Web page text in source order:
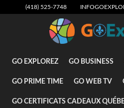
(418) 525-7748
GO EXPLOREZ GO BUSINESS
GO PRIME TIME GO WEB TV
GO CERTIFICATS CADEAUX